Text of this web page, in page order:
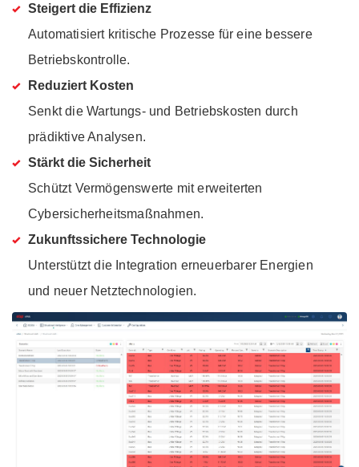
Steigert die Effizienz
Automatisiert kritische Prozesse für eine bessere
Betriebskontrolle.
Reduziert Kosten
Senkt die Wartungs- und Betriebskosten durch
prädiktive Analysen.
Stärkt die Sicherheit
Schützt Vermögenswerte mit erweiterten
Cybersicherheitsmaßnahmen.
Zukunftssichere Technologie
Unterstützt die Integration erneuerbarer Energien
und neuer Netztechnologien.